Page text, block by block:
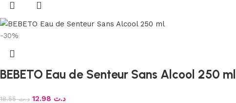
-30%
BEBETO Eau de Senteur Sans Alcool 250 ml
د.ت18.55 د.ت